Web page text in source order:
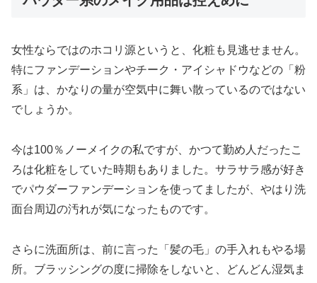
女性ならではのホコリ源というと、化粧も見逃せません。
特にファンデーションやチーク・アイシャドウなどの「粉
系」は、かなりの量が空気中に舞い散っているのではない
でしょうか。
今は100％ノーメイクの私ですが、かつて勤め人だったこ
ろは化粧をしていた時期もありました。サラサラ感が好き
でパウダーファンデーションを使ってましたが、やはり洗
面台周辺の汚れが気になったものです。
さらに洗面所は、前に言った「髪の毛」の手入れもやる場
所。ブラッシングの度に掃除をしないと、どんどん湿気ま